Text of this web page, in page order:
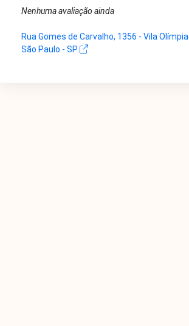
Nenhuma avaliação ainda
Rua Gomes de Carvalho, 1356 - Vila Olímpia
São Paulo - SP